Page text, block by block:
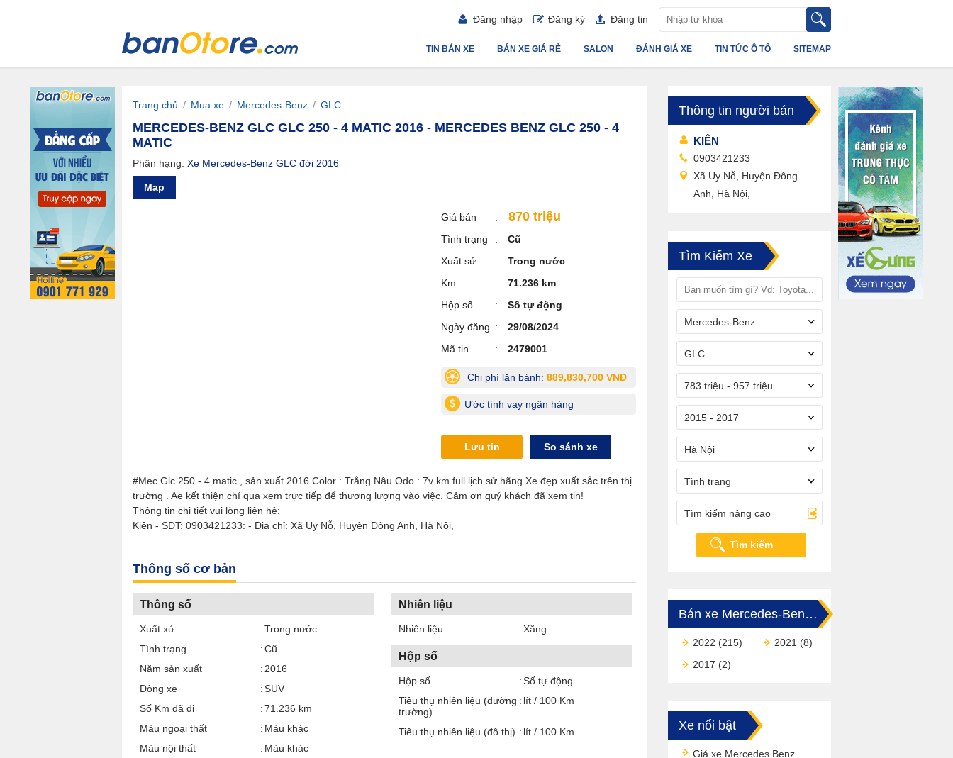
Đăng nhập Đăng ký Đăng tin
SITEMAP
TIN TỨC Ô TÔ
ĐÁNH GIÁ XE
SALON
BÁN XE GIÁ RẺ
TIN BÁN XE
Trang chủ / Mua xe / Mercedes-Benz / GLC
MERCEDES-BENZ GLC GLC 250 - 4 MATIC 2016 - MERCEDES BENZ GLC 250 - 4
MATIC
Phân hạng: Xe Mercedes-Benz GLC đời 2016
Map
Giá bán 870 triệu
Tình trạng
Cũ
Xuất sứ
Trong nước
Km
71.236 km
Hộp số
Số tự động
Ngày đăng
29/08/2024
Mã tin
2479001
Chi phí lăn bánh: 889,830,700 VNĐ
Ước tính vay ngân hàng
Lưu tin So sánh xe
#Mec Glc 250 - 4 matic , sản xuất 2016 Color : Trắng Nâu Odo : 7v km full lịch sử hãng Xe đẹp xuất sắc trên thị
trường . Ae kết thiện chí qua xem trực tiếp để thương lượng vào việc. Cảm ơn quý khách đã xem tin!
Thông tin chi tiết vui lòng liên hệ:
Kiên - SĐT: 0903421233: - Địa chỉ: Xã Uy Nỗ, Huyện Đông Anh, Hà Nội,
Thông số cơ bản
Thông số
Xuất xứ
Trong nước
Tình trạng
Cũ
Năm sản xuất
2016
Dòng xe
SUV
Số Km đã đi
71.236 km
Màu ngoại thất
Màu khác
Màu nội thất
Màu khác
Nhiên liệu
Nhiên liệu Xăng
Hộp số
Hộp số
Số tự động
Tiêu thụ nhiên liệu (đường
trường)
lít / 100 Km
Tiêu thụ nhiên liệu (đô thị) lít / 100 Km
Thông tin người bán
KIÊN
0903421233
Xã Uy Nỗ, Huyện Đông
Anh, Hà Nội,
Tìm Kiếm Xe
Mercedes-Benz
GLC
783 triệu - 957 triệu
2015 - 2017
Hà Nội
Tình trạng
Tìm kiếm nâng cao
Tìm kiếm
Bán xe Mercedes-Benz GLC
2022 (215) 2021 (8)
2017 (2)
Xe nổi bật
Giá xe Mercedes Benz